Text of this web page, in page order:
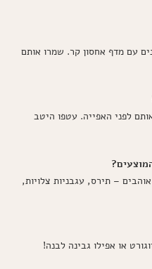
עם מדף אחסון קר. שמרו אותם
לפני האפייה. עטפו היטב
– תירס, עגבניות צלויות,
או אפילו גבינה לבנה!